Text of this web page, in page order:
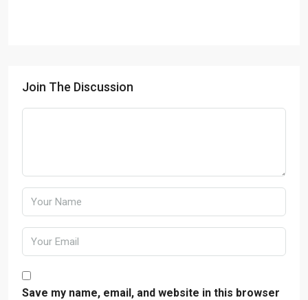
Join The Discussion
Save my name, email, and website in this browser